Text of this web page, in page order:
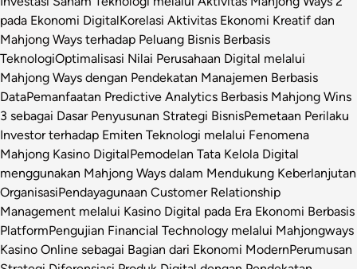
pada Ekonomi DigitalKorelasi Aktivitas Ekonomi Kreatif dan
Mahjong Ways terhadap Peluang Bisnis Berbasis
TeknologiOptimalisasi Nilai Perusahaan Digital melalui
Mahjong Ways dengan Pendekatan Manajemen Berbasis
DataPemanfaatan Predictive Analytics Berbasis Mahjong Wins
3 sebagai Dasar Penyusunan Strategi BisnisPemetaan Perilaku
Investor terhadap Emiten Teknologi melalui Fenomena
Mahjong Kasino DigitalPemodelan Tata Kelola Digital
menggunakan Mahjong Ways dalam Mendukung Keberlanjutan
OrganisasiPendayagunaan Customer Relationship
Management melalui Kasino Digital pada Era Ekonomi Berbasis
PlatformPengujian Financial Technology melalui Mahjongways
Kasino Online sebagai Bagian dari Ekonomi ModernPerumusan